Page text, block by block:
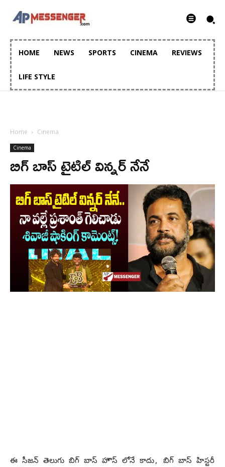
HOME NEWS SPORTS CINEMA REVIEWS
LIFE STYLE
Home Cinema
Cinema
బిగ్ బాస్ టైటిల్ విన్నర్ నేనే
ఈ సీజన్ తెలుగు బిగ్ బాస్ హౌస్ లోనే కాదు, బిగ్ బాస్ హిస్టరీ